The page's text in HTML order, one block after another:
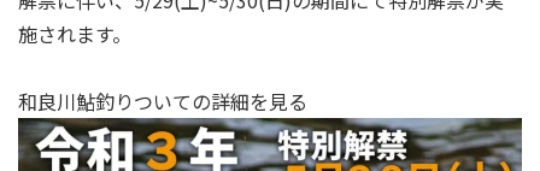
施されます。
和良川鮎釣りついての詳細を見る